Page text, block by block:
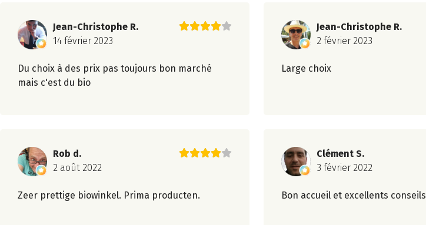
Jean-Christophe R.
14 février 2023
Du choix à des prix pas toujours bon marché
mais c'est du bio
Jean-Christophe R.
2 février 2023
Large choix
Rob d.
2 août 2022
Zeer prettige biowinkel. Prima producten.
Clément S.
3 février 2022
Bon accueil et excellents conseils